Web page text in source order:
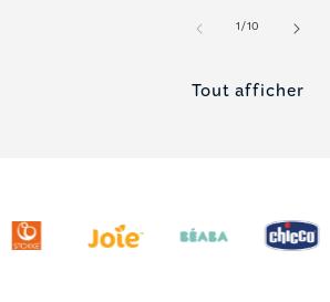
1/de
10
Tout afficher